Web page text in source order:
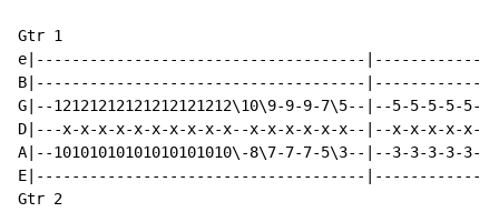
Gtr 1
e|-------------------------------------
B|-------------------------------------
G|--12121212121212121212\10\9-9-9-7\5--|--5-5-5-5-
D|---x-x-x-x-x-x-x-x-x-x--x-x-x-x-x-x--|--x-x-x-x-x-
A|--10101010101010101010\-8\7-7-7-5\3--|--3-3-3-3-
E|-------------------------------------
Gtr 2